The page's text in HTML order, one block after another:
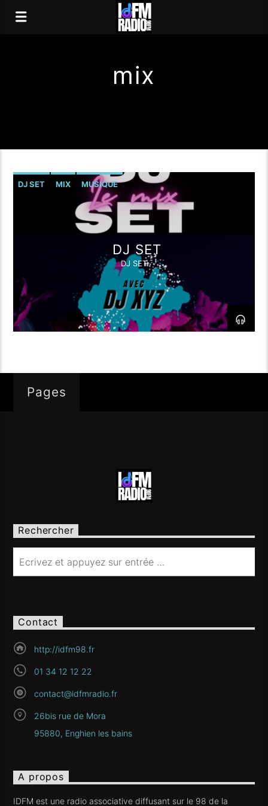
mix
DJ SET MIX MUSIQUE
DJ SET
DJ SET
Pages
Rechercher
Contact
http://idfm98.fr
01 34 12 12 22
contact@idfmradio.fr
26bis rue de Mora
95880, Enghien les bains
A propos
IDFM est une radio associative diffusant sur le 98 de la